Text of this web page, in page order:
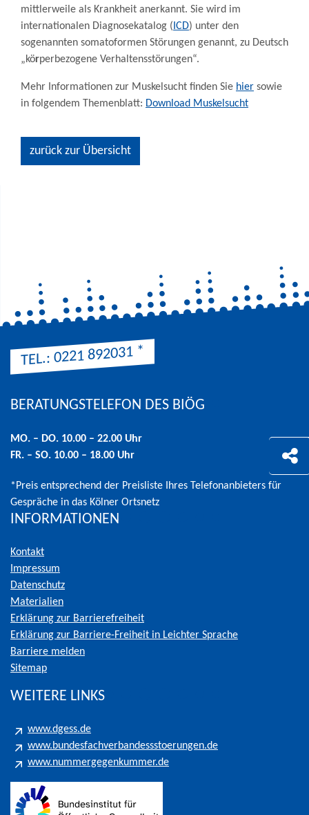
mittlerweile als Krankheit anerkannt. Sie wird im
internationalen Diagnosekatalog ( ICD) unter den
sogenannten somatoformen Störungen genannt, zu Deutsch
„körperbezogene Verhaltensstörungen“.
Mehr Informationen zur Muskelsucht finden Sie hier sowie
in folgendem Themenblatt: Download Muskelsucht
zurück zur Übersicht
INFORMATIONEN
Kontakt
Impressum
Datenschutz
Materialien
Erklärung zur Barrierefreiheit
Erklärung zur Barriere-Freiheit in Leichter Sprache
Barriere melden
Sitemap
TEL.: 0221 892031 *
Hinweis: Preis entsprechend der Preisliste Ihres Telefonanbieters
BERATUNGSTELEFON DES BIÖG
MO. – DO. 10.00 – 22.00 Uhr
FR. – SO. 10.00 – 18.00 Uhr
*Preis entsprechend der Preisliste Ihres Telefonanbieters für
Gespräche in das Kölner Ortsnetz
WEITERE LINKS
www.dgess.de
www.bundesfachverbandessstoerungen.de
www.nummergegenkummer.de